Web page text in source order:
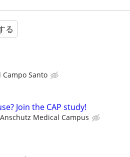
る
Campo Santo
Join the CAP study!
Medical Campus